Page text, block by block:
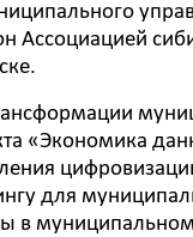
Ассоциацией
«Экономика
для
в